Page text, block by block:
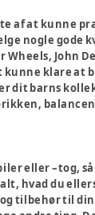
af at kunne
nogle gode
Wheels, John
klare at
dit barns
eller –tog,
hvad du
tilbehør til